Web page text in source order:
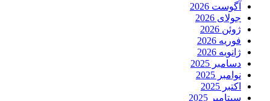
آگوست 2026
جولای 2026
ژوئن 2026
فوریه 2026
ژانویه 2026
دسامبر 2025
نوامبر 2025
اکتبر 2025
سپتامبر 2025